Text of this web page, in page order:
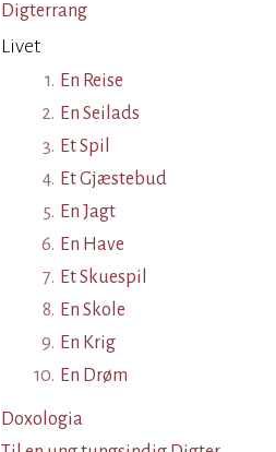
Digterrang
Livet
1. En Reise
2. En Seilads
3. Et Spil
4. Et Gjæstebud
5. En Jagt
6. En Have
7. Et Skuespil
8. En Skole
9. En Krig
10. En Drøm
Doxologia